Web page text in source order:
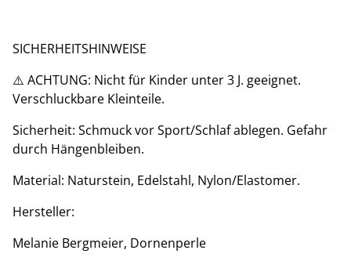
SICHERHEITSHINWEISE
⚠️ ACHTUNG: Nicht für Kinder unter 3 J. geeignet.
Verschluckbare Kleinteile.
​Sicherheit: Schmuck vor Sport/Schlaf ablegen. Gefahr
durch Hängenbleiben.
​Material: Naturstein, Edelstahl, Nylon/Elastomer.
​Hersteller:
Melanie Bergmeier, Dornenperle